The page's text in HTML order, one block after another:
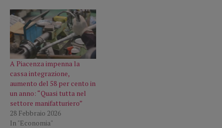
A Piacenza impenna la
cassa integrazione,
aumento del 58 per cento in
un anno: “Quasi tutta nel
settore manifatturiero”
28 Febbraio 2026
In "Economia"